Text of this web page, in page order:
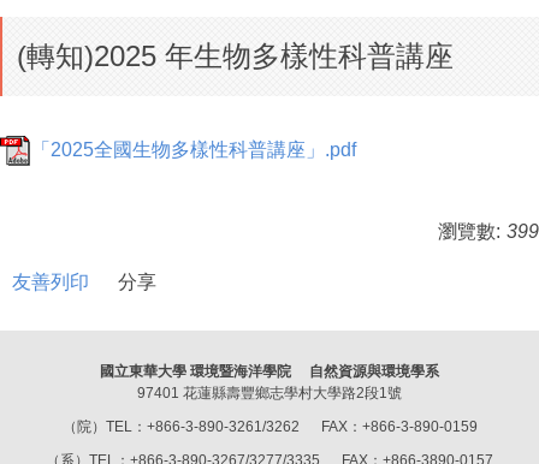
(轉知)2025 年生物多樣性科普講座
「2025全國生物多樣性科普講座」.pdf
瀏覽數: 399
友善列印 分享
國立東華大學 環境暨海洋學院 自然資源與環境學系
97401 花蓮縣壽豐鄉志學村大學路2段1號
（院）TEL：+866-3-890-3261/3262 FAX：+866-3-890-0159
（系）TEL：+866-3-890-3267/3277/3335 FAX：+866-3890-0157